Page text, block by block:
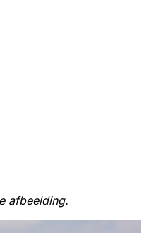
afbeelding.